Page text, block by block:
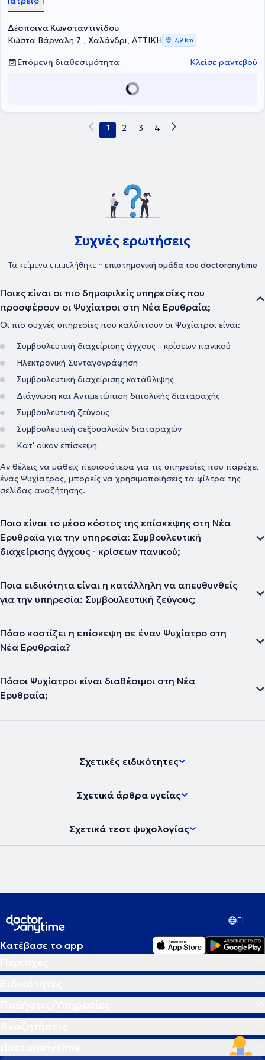
Δἐσποινα Κωνσταντινίδου
Κώστα Βάρναλη 7 , Χαλάνδρι, ΑΤΤΙΚΗ
7,9 km
Επόμενη διαθεσιμότητα Κλείσε ραντεβού
1 2 3 4
Συχνές ερωτήσεις
Τα κείμενα επιμελήθηκε η επιστημονική ομάδα του doctoranytime
Ποιες είναι οι πιο δημοφιλείς υπηρεσίες που
προσφέρουν οι Ψυχίατροι στη Νέα Ερυθραία;
Οι πιο συχνές υπηρεσίες που καλύπτουν οι Ψυχίατροι είναι:
Συμβουλευτική διαχείρισης άγχους - κρίσεων πανικού
Ηλεκτρονική Συνταγογράφηση
Συμβουλευτική διαχείρισης κατάθλιψης
Διάγνωση και Αντιμετώπιση διπολικής διαταραχής
Συμβουλευτική ζεύγους
Συμβουλευτική σεξουαλικών διαταραχών
Κατ' οίκον επίσκεψη
Αν θέλεις να μάθεις περισσότερα για τις υπηρεσίες που παρέχει
ένας Ψυχίατρος, μπορείς να χρησιμοποιήσεις τα φίλτρα της
σελίδας αναζήτησης.
Ποιο είναι το μέσο κόστος της επίσκεψης στη Νέα
Ερυθραία για την υπηρεσία: Συμβουλευτική
διαχείρισης άγχους - κρίσεων πανικού;
Ποια ειδικότητα είναι η κατάλληλη να απευθυνθείς
για την υπηρεσία: Συμβουλευτική ζεύγους;
Πόσο κοστίζει η επίσκεψη σε έναν Ψυχίατρο στη
Νέα Ερυθραία?
Πόσοι Ψυχίατροι είναι διαθέσιμοι στη Νέα
Ερυθραία;
Σχετικές ειδικότητες
Σχετικά άρθρα υγείας
Σχετικά τεστ ψυχολογίας
EL
Κατέβασε το app